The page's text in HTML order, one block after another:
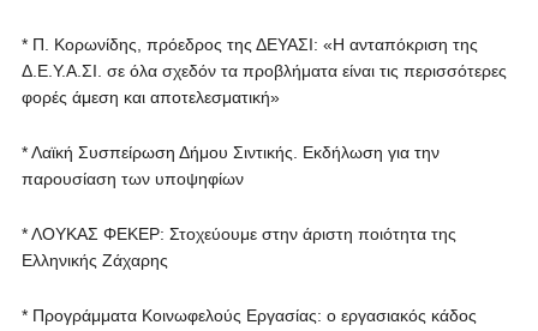
* Π. Κορωνίδης, πρόεδρος της ΔΕΥΑΣΙ: «Η ανταπόκριση της
Δ.Ε.Υ.Α.ΣΙ. σε όλα σχεδόν τα προβλήματα είναι τις περισσότερες
φορές άμεση και αποτελεσματική»
* Λαϊκή Συσπείρωση Δήμου Σιντικής. Εκδήλωση για την
παρουσίαση των υποψηφίων
* ΛΟΥΚΑΣ ΦΕΚΕΡ: Στοχεύουμε στην άριστη ποιότητα της
Ελληνικής Ζάχαρης
* Προγράμματα Κοινωφελούς Εργασίας: ο εργασιακός κάδος